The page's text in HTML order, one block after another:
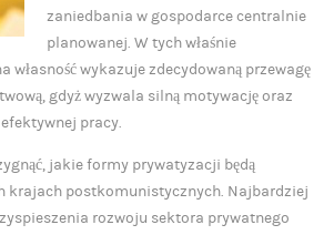
zaniedbania w gospodarce centralnie
planowanej. W tych właśnie
własność wykazuje zdecydowaną przewagę
gdyż wyzwala silną motywację oraz
pracy.
jakie formy prywatyzacji będą
krajach postkomunistycznych. Najbardziej
rozwoju sektora prywatnego